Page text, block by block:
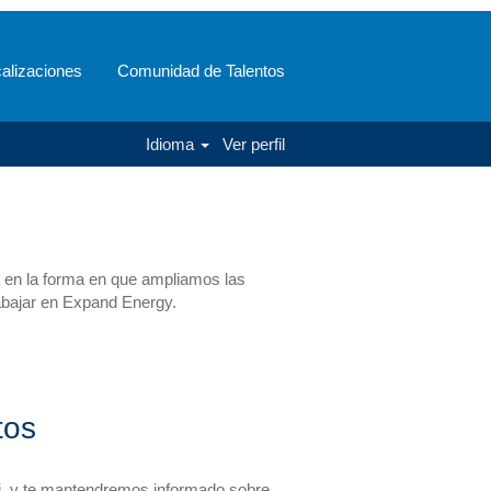
Comunidad de Talentos
Idioma Ver perfil
confiable y con bajas
mayores desafíos globales de hoy y
la forma en que ampliamos las
en Expand Energy.